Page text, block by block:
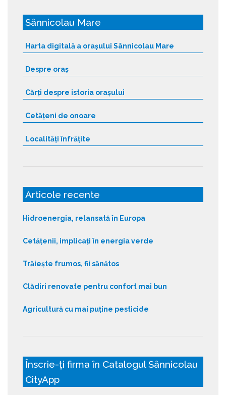
Sânnicolau Mare
Harta digitală a orașului Sânnicolau Mare
Despre oraș
Cărți despre istoria orașului
Cetățeni de onoare
Localități înfrățite
Articole recente
Hidroenergia, relansată în Europa
Cetățenii, implicați în energia verde
Trăiește frumos, fii sănătos
Clădiri renovate pentru confort mai bun
Agricultură cu mai puține pesticide
Înscrie-ți firma în Catalogul Sânnicolau
CityApp